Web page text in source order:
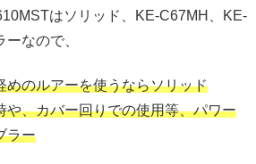
はソリッド、KE-C67MH、KE-
なので、
めのルアーを使うならソリッド
や、カバー回りでの使用等、パワー
ラー